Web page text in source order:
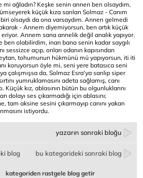
mi ağladın? Keşke senin annen ben olsaydım,
küçük kıza sarılan Solmaz - Canım
olsaydı da ona varsaydım. Annen gelmedi
- Annem diyemiyorsun, ben artık küçük
Annem sana annelik değil analık yapıyor.
ben olabilirdim, inan bana senin kadar saygılı
sessizce açıp, onları odanın kapısından
tohumunun hükmünü mü yapıyorsun, iti iti
koruyorsun öyle mi, seni yere batasıca seni
çalışmışsa da, Solmaz Esra'ya sarılıp siper
yumruklamasını adeta sağlamış, canı
Küçük kız, ablasının bütün bu olgunluklarını
dolayı ses çıkarmadığı için ablasını;
tam aksine sesini çıkarmayıp canını yakan
istiyordu.
yazarın sonraki bloğu
blog bu kategorideki sonraki blog
kategoriden rastgele blog getir